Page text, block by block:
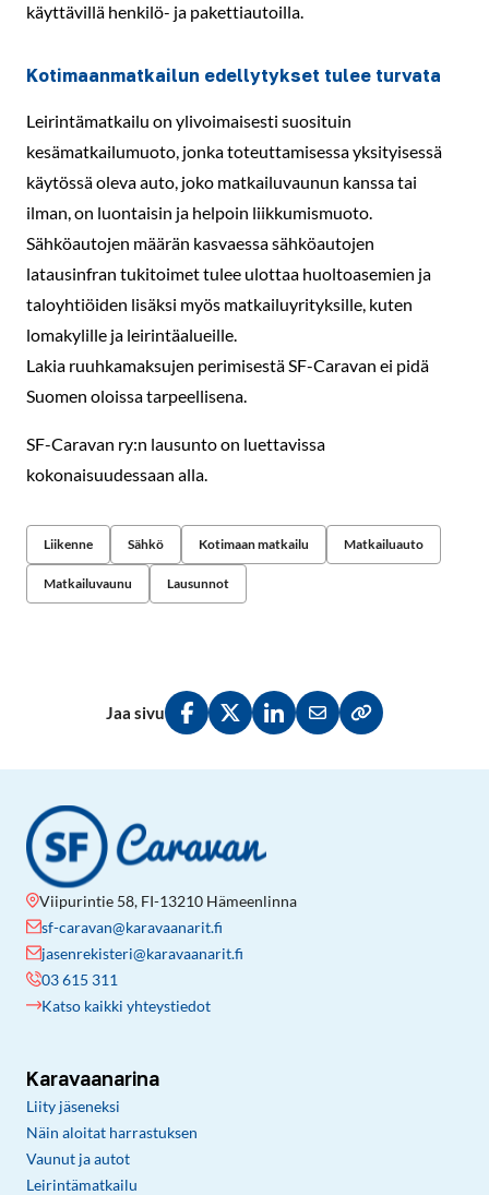
käyttävillä henkilö- ja pakettiautoilla.
Kotimaanmatkailun edellytykset tulee turvata
Leirintämatkailu on ylivoimaisesti suosituin
kesämatkailumuoto, jonka toteuttamisessa yksityisessä
käytössä oleva auto, joko matkailuvaunun kanssa tai
ilman, on luontaisin ja helpoin liikkumismuoto.
Sähköautojen määrän kasvaessa sähköautojen
latausinfran tukitoimet tulee ulottaa huoltoasemien ja
taloyhtiöiden lisäksi myös matkailuyrityksille, kuten
lomakylille ja leirintäalueille.
Lakia ruuhkamaksujen perimisestä SF-Caravan ei pidä
Suomen oloissa tarpeellisena.
SF-Caravan ry:n lausunto on luettavissa
kokonaisuudessaan alla.
Liikenne Sähkö Kotimaan matkailu Matkailuauto
Matkailuvaunu Lausunnot
Jaa sivu
Jaa Facebookissa
Jaa Twitterissä
Jaa LinkedInissä
Jaa sähköpostitse
Kopioi linkki
Viipurintie 58, FI-13210 Hämeenlinna
sf-caravan@karavaanarit.fi
jasenrekisteri@karavaanarit.fi
03 615 311
Katso kaikki yhteystiedot
Karavaanarina
Liity jäseneksi
Näin aloitat harrastuksen
Vaunut ja autot
Leirintämatkailu